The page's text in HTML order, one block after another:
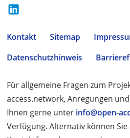
Kontakt Sitemap
Datenschutzhinweis
Für allgemeine Fragen zum
access.network, Anregungen
Ihnen gerne unter info@open-
Verfügung. Alternativ können